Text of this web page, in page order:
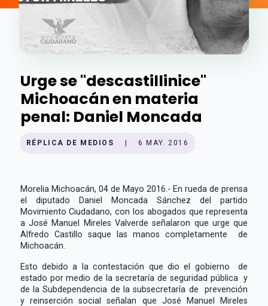
Urge se "descastillinice"
Michoacán en materia
penal: Daniel Moncada
RÉPLICA DE MEDIOS 6 MAY. 2016
Morelia Michoacán, 04 de Mayo 2016.- En rueda de prensa
el diputado Daniel Moncada Sánchez del partido
Movimiento Ciudadano, con los abogados que representa
a José Manuel Mireles Valverde señalaron que urge que
Alfredo Castillo saque las manos completamente de
Michoacán.
Esto debido a la contestación que dio el gobierno de
estado por medio de la secretaría de seguridad pública y
de la Subdependencia de la subsecretaría de prevención
y reinserción social señalan que José Manuel Mireles